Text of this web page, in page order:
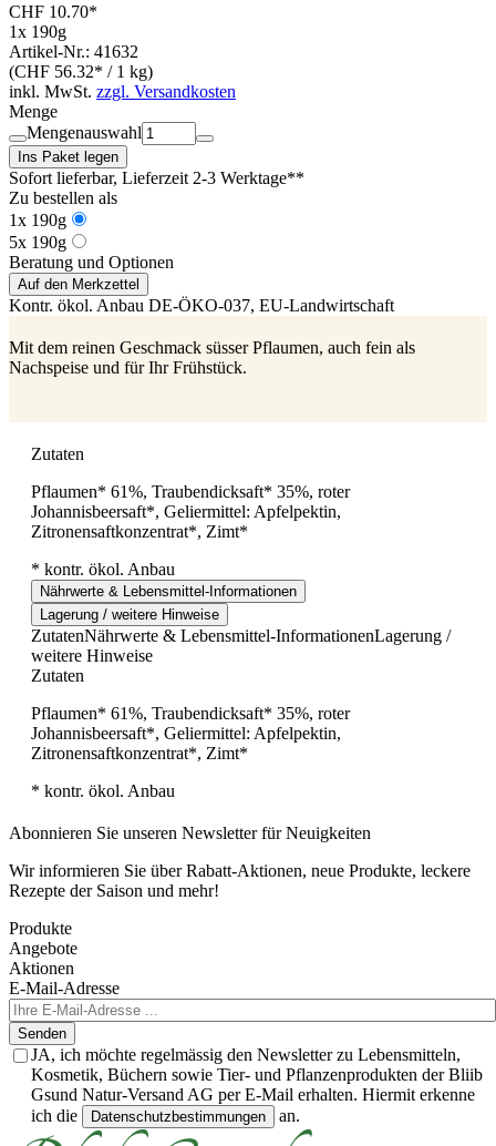
CHF 10.70*
1x 190g
Artikel-Nr.: 41632
(CHF 56.32* / 1 kg)
inkl. MwSt. zzgl. Versandkosten
Menge
Mengenauswahl
Ins Paket legen
Sofort lieferbar, Lieferzeit 2-3 Werktage**
Zu bestellen als
1x 190g
5x 190g
Beratung und Optionen
Auf den Merkzettel
Kontr. ökol. Anbau DE-ÖKO-037, EU-Landwirtschaft
Mit dem reinen Geschmack süsser Pflaumen, auch fein als
Nachspeise und für Ihr Frühstück.
Zutaten
Pflaumen* 61%, Traubendicksaft* 35%, roter
Johannisbeersaft*, Geliermittel: Apfelpektin,
Zitronensaftkonzentrat*, Zimt*
* kontr. ökol. Anbau
Nährwerte & Lebensmittel-Informationen
Lagerung / weitere Hinweise
ZutatenNährwerte & Lebensmittel-InformationenLagerung /
weitere Hinweise
Zutaten
Pflaumen* 61%, Traubendicksaft* 35%, roter
Johannisbeersaft*, Geliermittel: Apfelpektin,
Zitronensaftkonzentrat*, Zimt*
* kontr. ökol. Anbau
Abonnieren Sie unseren Newsletter für Neuigkeiten
Wir informieren Sie über Rabatt-Aktionen, neue Produkte, leckere
Rezepte der Saison und mehr!
Produkte
Angebote
Aktionen
E-Mail-Adresse
Senden
JA, ich möchte regelmässig den Newsletter zu Lebensmitteln,
Kosmetik, Büchern sowie Tier- und Pflanzenprodukten der Bliib
Gsund Natur-Versand AG per E-Mail erhalten. Hiermit erkenne
ich die
Datenschutzbestimmungen an.